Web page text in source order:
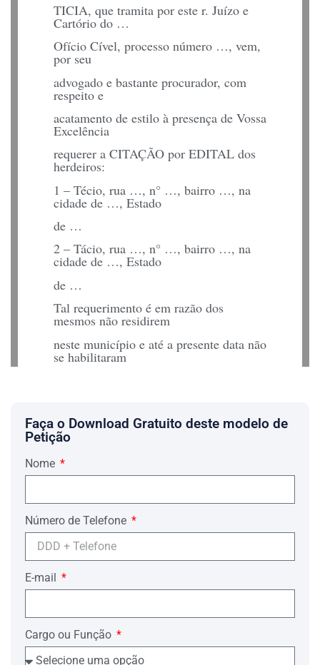
TICIA, que tramita por este r. Juízo e
Cartório do …
Ofício Cível, processo número …, vem,
por seu
advogado e bastante procurador, com
respeito e
acatamento de estilo à presença de Vossa
Excelência
requerer a CITAÇÃO por EDITAL dos
herdeiros:
1 – Técio, rua …, n° …, bairro …, na
cidade de …, Estado
de …
2 – Tácio, rua …, n° …, bairro …, na
cidade de …, Estado
de …
Tal requerimento é em razão dos
mesmos não residirem
neste município e até a presente data não
se habilitaram
Pede deferimento.
Local e data.
(a) Advogado e nº da OAB
Faça o Download Gratuito deste modelo de
Petição
Nome
Número de Telefone
E-mail
Cargo ou Função